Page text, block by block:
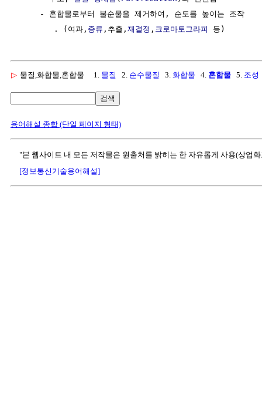
     - 혼합물로부터 불순물을 제거하여, 순도를 높이는 조작
        . (여과,
증류 ,추출, 재결정 , 크로마토그라피
▷ 물질,화합물,혼합물 1. 물질 2. 순수물질 3. 화합물 4. 혼합물 5. 조성
검색
용어해설 종합 (단일 페이지 형태)
"본 웹사이트 내 모든 저작물은 원출처를 밝히는 한 자유롭게 사용(상업
[정보통신기술용어해설]